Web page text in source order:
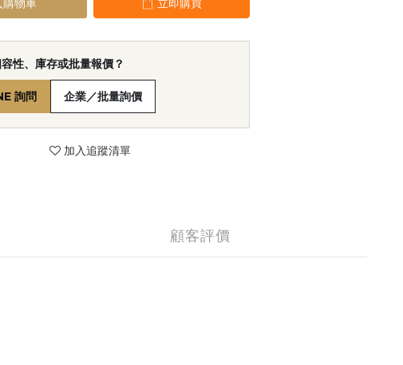
購物車 立即購買
性、庫存或批量報價？
詢問 企業／批量詢價
加入追蹤清單
顧客評價